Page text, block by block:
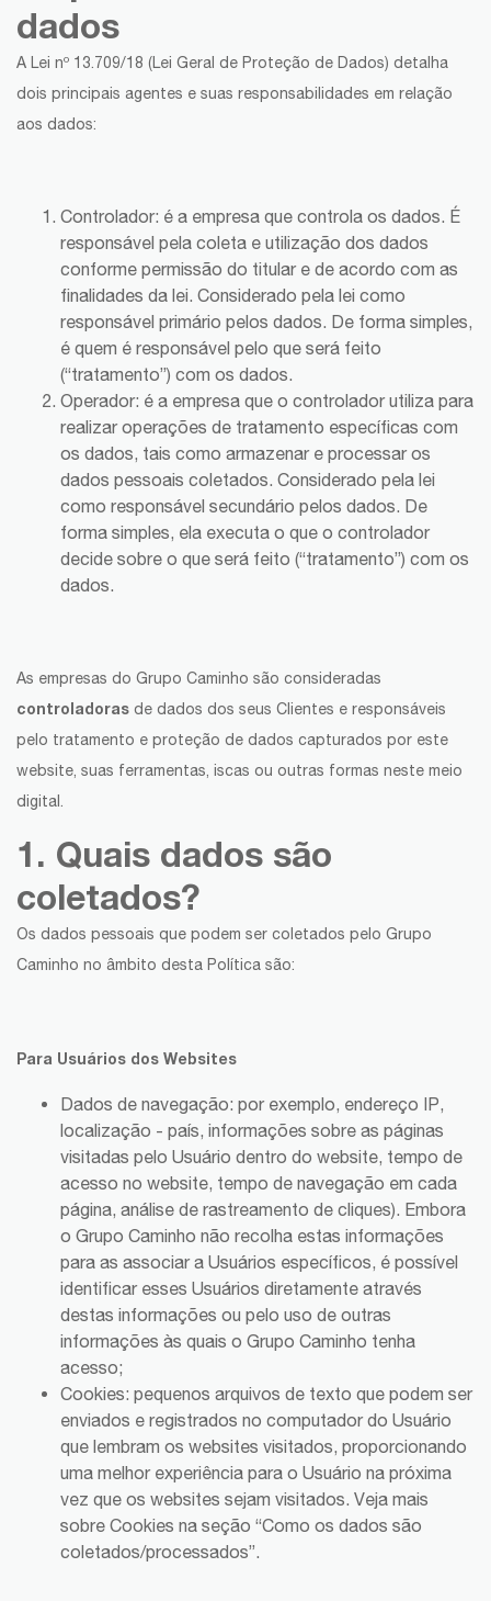
dados
A Lei nº 13.709/18 (Lei Geral de Proteção de Dados) detalha
dois principais agentes e suas responsabilidades em relação
aos dados:
Controlador: é a empresa que controla os dados. É
responsável pela coleta e utilização dos dados
conforme permissão do titular e de acordo com as
finalidades da lei. Considerado pela lei como
responsável primário pelos dados. De forma simples,
é quem é responsável pelo que será feito
(“tratamento”) com os dados.
Operador: é a empresa que o controlador utiliza para
realizar operações de tratamento específicas com
os dados, tais como armazenar e processar os
dados pessoais coletados. Considerado pela lei
como responsável secundário pelos dados. De
forma simples, ela executa o que o controlador
decide sobre o que será feito (“tratamento”) com os
dados.
As empresas do Grupo Caminho são consideradas
controladoras de dados dos seus Clientes e responsáveis
pelo tratamento e proteção de dados capturados por este
website, suas ferramentas, iscas ou outras formas neste meio
digital.
1. Quais dados são
coletados?
Os dados pessoais que podem ser coletados pelo Grupo
Caminho no âmbito desta Política são:
Para Usuários dos Websites
Dados de navegação: por exemplo, endereço IP,
localização - país, informações sobre as páginas
visitadas pelo Usuário dentro do website, tempo de
acesso no website, tempo de navegação em cada
página, análise de rastreamento de cliques). Embora
o Grupo Caminho não recolha estas informações
para as associar a Usuários específicos, é possível
identificar esses Usuários diretamente através
destas informações ou pelo uso de outras
informações às quais o Grupo Caminho tenha
acesso;
Cookies: pequenos arquivos de texto que podem ser
enviados e registrados no computador do Usuário
que lembram os websites visitados, proporcionando
uma melhor experiência para o Usuário na próxima
vez que os websites sejam visitados. Veja mais
sobre Cookies na seção “Como os dados são
coletados/processados”.